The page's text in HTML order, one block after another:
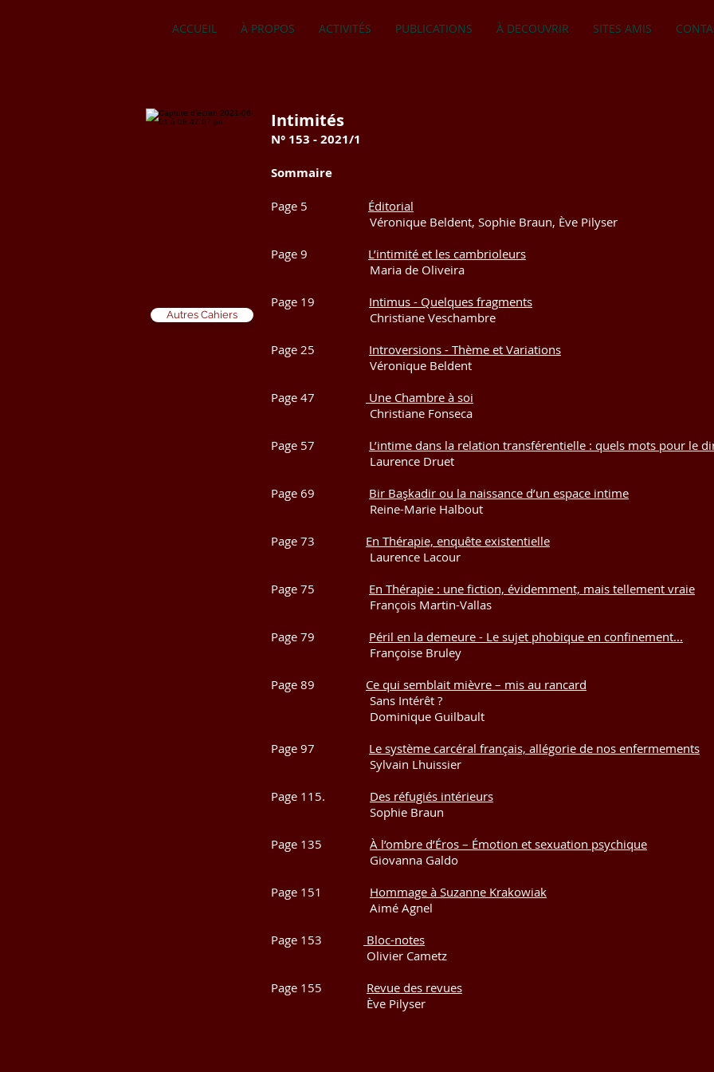
ACCUEIL À PROPOS ACTIVITÉS PUBLICATIONS À DECOUVRIR SITES AMIS
Autres Cahiers
Intimités
N° 153 - 2021/1
Sommaire
Page 5 Éditorial
Véronique Beldent, Sophie Braun, Ève Pilyser
Page 9 L’intimité et les cambrioleurs
Maria de Oliveira
Page 19 Intimus - Quelques fragments
Christiane Veschambre
Page 25 Introversions - Thème et Variations
Véronique Beldent
Page 47
Une Chambre à soi
Christiane Fonseca
Page 57 L’intime dans la relation transférentielle : quels mots pour le
Laurence Druet
Page 69 Bir Başkadir ou la naissance d’un espace intime
Reine-Marie Halbout
Page 73 En Thérapie, enquête existentielle
Laurence Lacour
Page 75 En Thérapie : une fiction, évidemment, mais tellement vraie
François Martin-Vallas
Page 79 Péril en la demeure - Le sujet phobique en confinement...
Françoise Bruley
Page 89 Ce qui semblait mièvre – mis au rancard
Sans Intérêt ?
Dominique Guilbault
Page 97 Le système carcéral français, allégorie de nos enfermements
Sylvain Lhuissier
Page 115. Des réfugiés intérieurs
Sophie Braun
Page 135 À l’ombre d’Éros – Émotion et sexuation psychique
Giovanna Galdo
Page 151 Hommage à Suzanne Krakowiak
Aimé Agnel
Page 153
Bloc-notes
Olivier Cametz
Page 155 Revue des revues
Ève Pilyser